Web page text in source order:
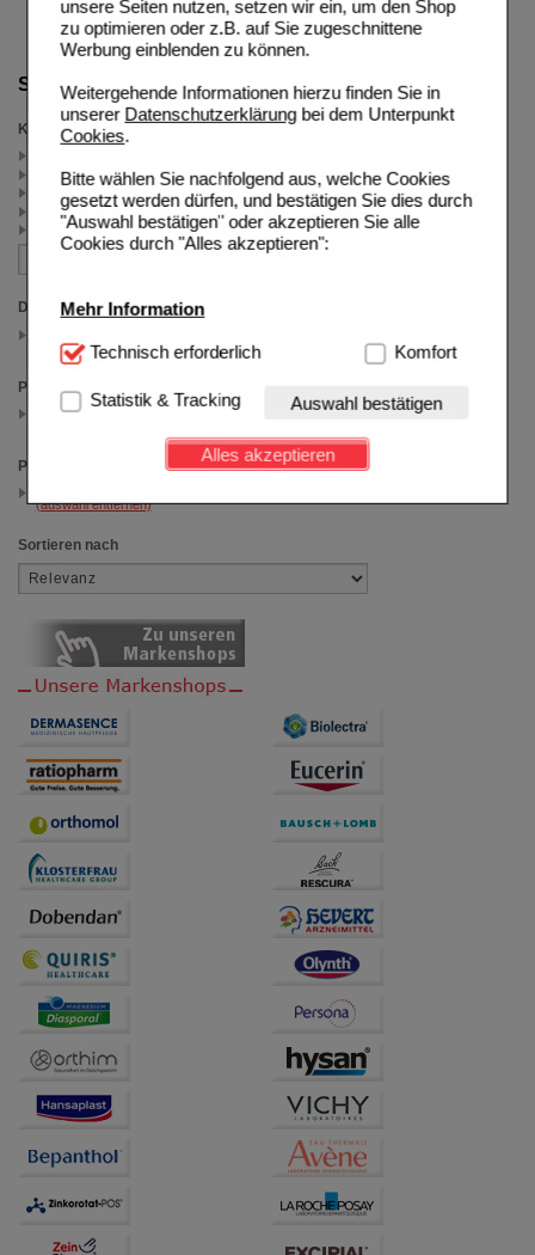
unsere Seiten nutzen, setzen wir ein, um den Shop
zu optimieren oder z.B. auf Sie zugeschnittene
Werbung einblenden zu können.
Weitergehende Informationen hierzu finden Sie in
unserer Datenschutzerklärungbei dem Unterpunkt
Cookies.
Bitte wählen Sie nachfolgend aus, welche Cookies
gesetzt werden dürfen, und bestätigen Sie dies durch
"Auswahl bestätigen" oder akzeptieren Sie alle
Cookies durch "Alles akzeptieren":
Mehr Information
Technisch Notwendig:Hierbei handelt es sich um
Website notwendig sind (z.B. Navigation, Warenkorb,
Kundenkonto), weshalb auf diese nicht verzichtet
werden kann.
Einkaufserlebnis noch ansprechender zu gestalten,
Besuchers oder unsere Seite an bevorzugte
Verhaltensweisen (z.B. Spracheinstellung)
anzupassen. Komfort-Cookies ermöglichen es uns
anzuzeigen und unser Partnerprogramm zu
betreiben.
Statistik & Tracking:Hierüber lassen sich
Informationen über die Art und Weise der Nutzung
unserer Website sammeln, mit deren Hilfe wir unsere
Website weiter für Sie optimieren können, den Inhalt
auf unserer Website aber auch die Werbung auf
Bitte beachten Sie, dass Daten hierfür teilweise an
übertragen werden.
Technisch erforderlich Komfort
Statistik & Tracking Auswahl bestätigen
Alles akzeptieren
Suche verfeinern
Kategorien
Magnesium (2)
Leber & Galle (2)
Leber - Unterstützende Behandlung (1)
Immunstimulantien (1)
Darreichungsform
(auswahl entfernen)
Packungsgröße
100 St
Preis
(auswahl entfernen)
Sortieren nach